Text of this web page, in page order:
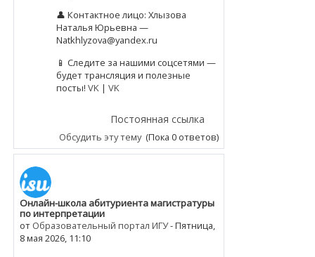
👤 Контактное лицо: Хлызова
Наталья Юрьевна —
Natkhlyzova@yandex.ru
📱 Следите за нашими соцсетями —
будет трансляция и полезные
посты! VK| VK
Постоянная ссылка
Обсудить эту тему (Пока 0 ответов)
Онлайн-школа абитуриента магистратуры
по интерпретации
от Образовательный портал ИГУ-Пятница,
8 мая 2026, 11:10